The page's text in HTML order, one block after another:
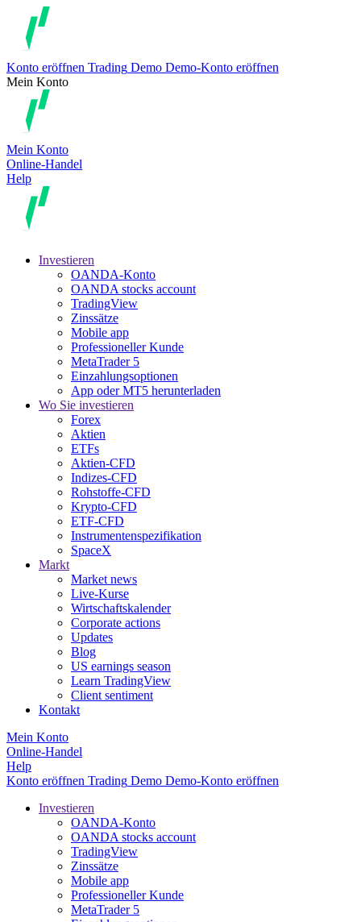
Konto eröffnen Trading Demo Demo-Konto eröffnen
Mein Konto
Mein Konto
Online-Handel
Help
Investieren
OANDA-Konto
OANDA stocks account
TradingView
Zinssätze
Mobile app
Professioneller Kunde
MetaTrader 5
Einzahlungsoptionen
App oder MT5 herunterladen
Wo Sie investieren
Forex
Aktien
ETFs
Aktien-CFD
Indizes-CFD
Rohstoffe-CFD
Krypto-CFD
ETF-CFD
Instrumentenspezifikation
SpaceX
Markt
Market news
Live-Kurse
Wirtschaftskalender
Corporate actions
Updates
Blog
US earnings season
Learn TradingView
Client sentiment
Kontakt
Mein Konto
Online-Handel
Help
Konto eröffnen Trading Demo Demo-Konto eröffnen
Investieren
OANDA-Konto
OANDA stocks account
TradingView
Zinssätze
Mobile app
Professioneller Kunde
MetaTrader 5